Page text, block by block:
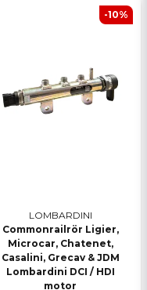
LOMBARDINI
Commonrailrör Ligier,
Microcar, Chatenet,
Casalini, Grecav & JDM
Lombardini DCI / HDI
motor
-10%